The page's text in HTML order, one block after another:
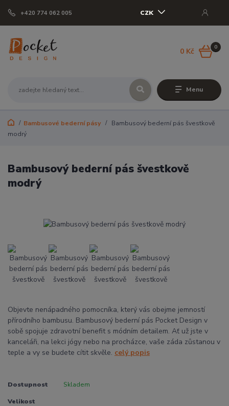
Menu
CZK
+420 774 062 005
0
0 Kč
Bambusové bederní pásy
Bambusový bederní pás švestkově
modrý
Bambusový bederní pás švestkově
modrý
Objevte nenápadného pomocníka, který vás obejme jemností
přírodního bambusu. Bambusový bederní pás Pocket Design v
sobě spojuje zdravotní benefit s módním detailem. Ať už jste v
kanceláři, na lekci jógy nebo na procházce, vaše záda zůstanou v
teple a vy se budete cítit skvěle. celý popis
Dostupnost Skladem
Velikost